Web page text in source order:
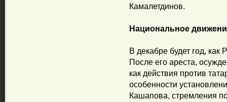
Камалетдинов.
Национальное
В декабре будет год,
После его ареста,
как действия против
особенности
Кашапова, стремления